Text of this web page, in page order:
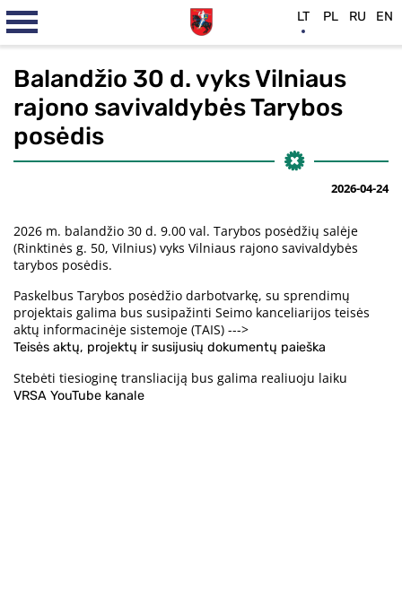
Balandžio 30 d. vyks Vilniaus
rajono savivaldybės Tarybos
posėdis
2026-04-24
2026 m. balandžio 30 d. 9.00 val. Tarybos posėdžių salėje
(Rinktinės g. 50, Vilnius) vyks Vilniaus rajono savivaldybės
tarybos posėdis.
Paskelbus Tarybos posėdžio darbotvarkę, su sprendimų
projektais galima bus susipažinti Seimo kanceliarijos teisės
aktų informacinėje sistemoje (TAIS) --->
Teisės aktų, projektų ir susijusių dokumentų paieška
Stebėti tiesioginę transliaciją bus galima realiuoju laiku
VRSA YouTube kanale
LT PL RU EN